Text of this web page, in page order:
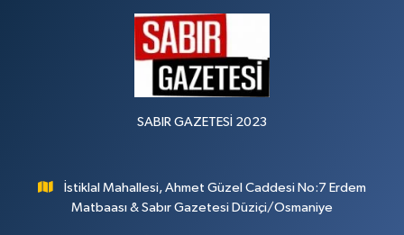
SABIR GAZETESİ 2023
İstiklal Mahallesi, Ahmet Güzel Caddesi No:7 Erdem
Matbaası & Sabır Gazetesi Düziçi/Osmaniye